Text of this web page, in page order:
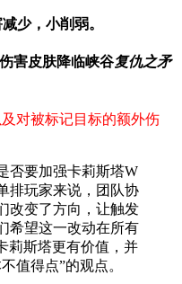
少，小削弱。
复仇之矛
对被标记目标的额外伤
要加强卡莉斯塔W
排玩家来说，团队协
改变了方向，让触发
希望这一改动在所有
莉斯塔更有价值，并
值得点”的观点。